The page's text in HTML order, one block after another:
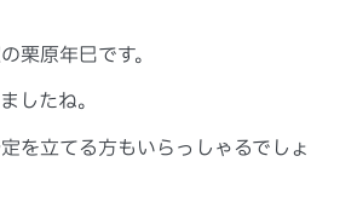
栗原年巳です。
したね。
を立てる方もいらっしゃるでしょ